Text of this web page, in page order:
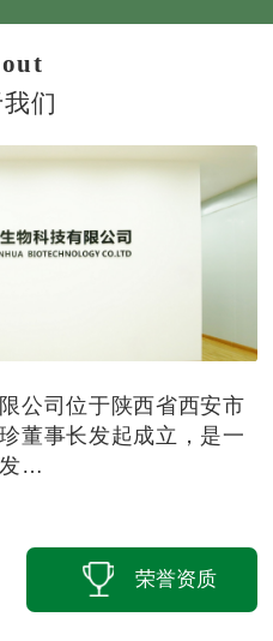
们
公司位于陕西省西安市
董事长发起成立，是一
发…
荣誉资质